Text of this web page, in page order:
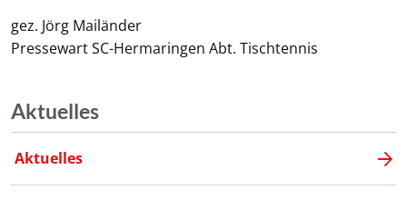
BOGENSCHIESSEN
gez. Jörg Mailänder
Pressewart SC-Hermaringen Abt. Tischtennis
Aktuelles
Aktuelles